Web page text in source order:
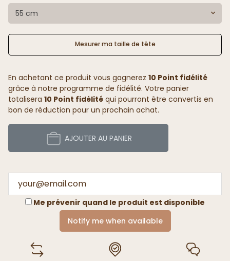
55 cm
Mesurer ma taille de tête
En achetant ce produit vous gagnerez 10 Point fidélité
grâce à notre programme de fidélité. Votre panier
totalisera 10 Point fidélité qui pourront être convertis en
bon de réduction pour un prochain achat.
AJOUTER AU PANIER
Me prévenir quand le produit est disponible
Notify me when available